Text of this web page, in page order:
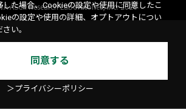
ASCII Research Laboratories, Inc. 2026
た場合、Cookieの設定や使用に同意したこ
の設定や使用の詳細、オプトアウトについ
い。
同意する
＞プライバシーポリシー